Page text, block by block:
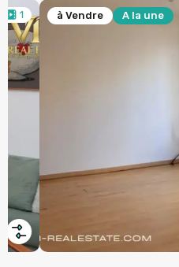
à Vendre A la une